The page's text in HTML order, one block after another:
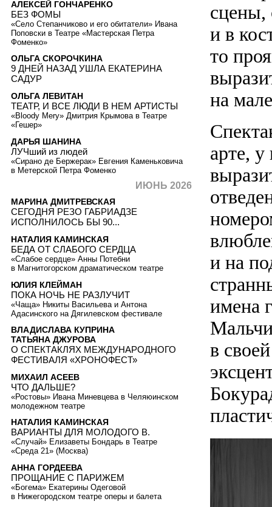
сцены,
и в
то
на
арте, у
и на
имена
в
АЛЕКСЕЙ ГОНЧАРЕНКО
БЕЗ ФОМЫ
«Село Степанчиково и его обитатели» Ивана
Поповски в Театре «Мастерская Петра
Фоменко»
ОЛЬГА СКОРОЧКИНА
9 ДНЕЙ НАЗАД УШЛА ЕКАТЕРИНА
САДУР
ОЛЬГА ЛЕВИТАН
ТЕАТР, И ВСЕ ЛЮДИ В НЕМ АРТИСТЫ
«Bloody Mery» Дмитрия Крымова в Театре
«Гешер»
ДАРЬЯ ШАНИНА
ЛУЧший из людей
«Сирано де Бержерак» Евгения Каменьковича
в Метерской Петра Фоменко
ИЮНЬ 2026
МАРИНА ДМИТРЕВСКАЯ
СЕГОДНЯ РЕЗО ГАБРИАДЗЕ
ИСПОЛНИЛОСЬ БЫ 90...
НАТАЛИЯ КАМИНСКАЯ
БЕДА ОТ СЛАБОГО СЕРДЦА
«Слабое сердце» Анны Потебни
в Магнитогорском драматическом театре
ЮЛИЯ КЛЕЙМАН
ПОКА НОЧЬ НЕ РАЗЛУЧИТ
«Чаща» Никиты Васильева и Антона
Адасинского на Дягилевском фестивале
ВЛАДИСЛАВА КУПРИНА
ТАТЬЯНА ДЖУРОВА
О СПЕКТАКЛЯХ МЕЖДУНАРОДНОГО
ФЕСТИВАЛЯ «ХРОНОФЕСТ»
МИХАИЛ АСЕЕВ
ЧТО ДАЛЬШЕ?
«Ростовы» Ивана Миневцева в Челяюинском
молодежном театре
НАТАЛИЯ КАМИНСКАЯ
ВАРИАНТЫ ДЛЯ МОЛОДОГО В.
«Случай» Елизаветы Бондарь в Театре
«Среда 21» (Москва)
АННА ГОРДЕЕВА
ПРОЩАНИЕ С ПАРИЖЕМ
«Богема» Екатерины Одеговой
в Нижегородском театре оперы и балета